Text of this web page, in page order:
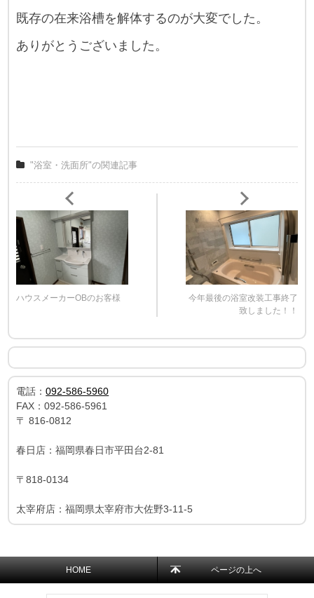
既存の在来浴槽を解体するのが大変でした。
ありがとうございました。
"浴室・洗面所"の関連記事
ハウスメーカーOBのお客様
今年最後の浴室改装工事終了
致しました！！
電話：092-586-5960
FAX：092-586-5961
〒816-0812
春日店：福岡県春日市平田台2-81
〒818-0134
太宰府店：福岡県太宰府市大佐野3-11-5
HOME ページの上へ